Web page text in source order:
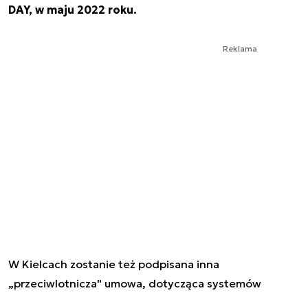
DAY, w maju 2022 roku.
Reklama
W Kielcach zostanie też podpisana inna
„przeciwlotnicza" umowa, dotycząca systemów